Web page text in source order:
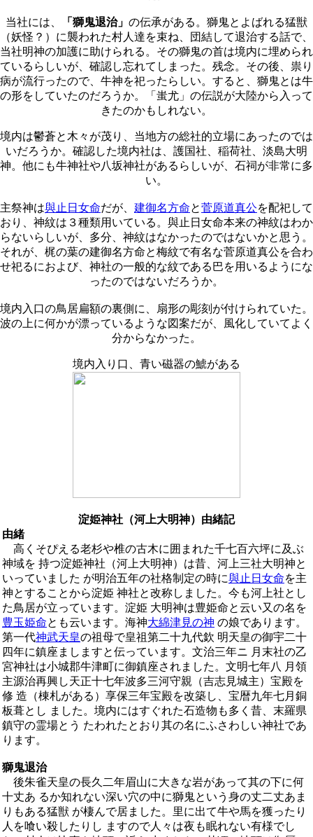
当社には、 「獅鬼退治」 の伝承がある。獅鬼とよばれる猛獣
（妖怪？）に襲われた村人達を束ね、団結して退治する話で、
当社明神の加護に助けられる。その獅鬼の首は境内に埋められ
ているらしいが、確認し忘れてしまった。残念。その後、祟り
病が流行ったので、牛神を祀ったらしい。すると、獅鬼とは牛
の形をしていたのだろうか。「蚩尤」の伝説が大陸から入って
きたのかもしれない。
境内は鬱蒼と木々が茂り、当地方の総社的立場にあったのでは
いだろうか。確認した境内社は、護国社、稲荷社、淡島大明
神。他にも牛神社や八坂神社があるらしいが、石祠が非常に多
い。
主祭神は與止日女命だが、 建御名方命と菅原道真公を配祀して
おり、神紋は３種類用いている。與止日女命本来の神紋はわか
らないらしいが、多分、神紋はなかったのではないかと思う。
それが、梶の葉の建御名方命と梅紋で有名な菅原道真公を合わ
せ祀るにおよび、神社の一般的な紋である巴を用いるようにな
ったのではないだろうか。
境内入口の鳥居扁額の裏側に、扇形の彫刻が付けられていた。
波の上に何かが漂っているような図案だが、風化していてよく
分からなかった。
境内入り口、青い磁器の鯱がある
淀姫神社（河上大明神）由緒記
由緒
高くそぴえる老杉や椎の古木に囲まれた千七百六坪に及ぶ
神域を 持つ淀姫神社（河上大明神）は昔、河上三社大明神と
いっていました が明治五年の社格制定の時に與止日女命を主
神とすることから淀姫 神社と改称しました。今も河上社とし
た鳥居が立っています。淀姫 大明神は豊姫命と云い又の名を
豊玉姫命とも云います。海神大綿津見の神 の娘であります。
第一代神武天皇の祖母で皇祖第二十九代欽 明天皇の御宇二十
四年に鎮座ましますと伝っています。文治三年ニ 月末社の乙
宮神社は小城郡牛津町に御鎮座されました。文明七年八 月領
主源治再興し天正十七年波多三河守親（吉志見城主）宝殿を
修 造（棟札がある）享保三年宝殿を改築し、宝暦九年七月銅
板葺とし ました。境内にはすぐれた石造物も多く昔、末羅県
鎮守の霊場とう たわれたとおり其の名にふさわしい神社であ
ります。
獅鬼退治
後朱雀天皇の長久二年眉山に大きな岩があって其の下に何
十丈あ るか知れない深い穴の中に獅鬼という身の丈二丈あま
りもある猛獣 が棲んで居ました。里に出て牛や馬を獲ったり
人を喰い殺したりし ますので人々は夜も眠れない有様でし